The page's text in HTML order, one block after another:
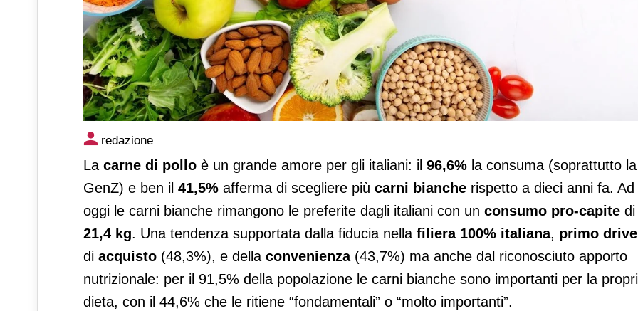
Carni bianche, il 41,5% degli italiani ne consuma di più di 10 anni fa
redazione
La carne di pollo è un grande amore per gli italiani: il 96,6% la consuma (soprattutto la
GenZ) e ben il 41,5% afferma di scegliere più carni bianche rispetto a dieci anni fa. Ad
oggi le carni bianche rimangono le preferite dagli italiani con un consumo pro-capite di
21,4 kg. Una tendenza supportata dalla fiducia nella filiera 100% italiana, primo
di acquisto (48,3%), e della convenienza(43,7%) ma anche dal riconosciuto apporto
nutrizionale: per il 91,5% della popolazione le carni bianche sono importanti per la
dieta, con il 44,6% che le ritiene “fondamentali” o “molto importanti”.